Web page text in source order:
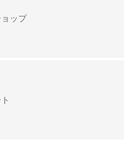
ップ